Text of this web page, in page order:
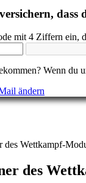
mit 4 Ziffern ein,
Wenn du
ändern
des Wettkampf-
des